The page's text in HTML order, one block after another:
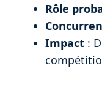
Rôle
Impact :